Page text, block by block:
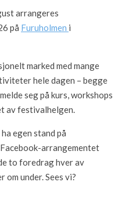
arrangeres
på Furuholmen i
marked med mange
hele dagen – begge
seg på kurs, workshops
av festivalhelgen.
egen stand på
arrangementet
to foredrag hver av
om under. Sees vi?